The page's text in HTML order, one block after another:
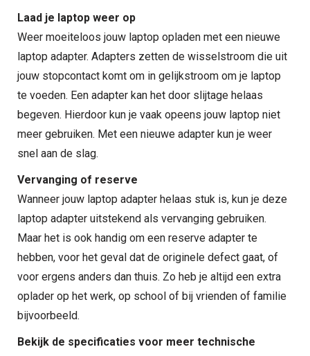
Laad je laptop weer op
Weer moeiteloos jouw laptop opladen met een nieuwe
laptop adapter. Adapters zetten de wisselstroom die uit
jouw stopcontact komt om in gelijkstroom om je laptop
te voeden. Een adapter kan het door slijtage helaas
begeven. Hierdoor kun je vaak opeens jouw laptop niet
meer gebruiken. Met een nieuwe adapter kun je weer
snel aan de slag.
Vervanging of reserve
Wanneer jouw laptop adapter helaas stuk is, kun je deze
laptop adapter uitstekend als vervanging gebruiken.
Maar het is ook handig om een reserve adapter te
hebben, voor het geval dat de originele defect gaat, of
voor ergens anders dan thuis. Zo heb je altijd een extra
oplader op het werk, op school of bij vrienden of familie
bijvoorbeeld.
Bekijk de specificaties voor meer technische